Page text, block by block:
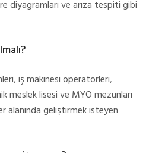
diyagramları ve arıza tespiti gibi
iş makinesi operatörleri,
meslek lisesi ve MYO mezunları
alanında geliştirmek isteyen